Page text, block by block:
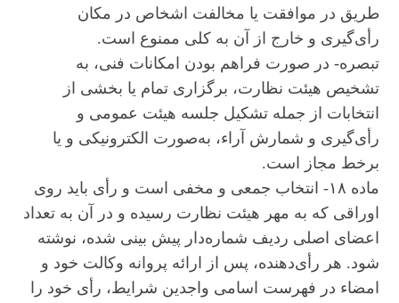
طریق در موافقت یا مخالفت اشخاص در مکان
رأی‌گیری و خارج از آن به کلی ممنوع است.
تبصره- در صورت فراهم بودن امکانات فنی، به
تشخیص هیئت نظارت، برگزاری تمام یا بخشی از
انتخابات از جمله تشکیل جلسه هیئت عمومی و
رأی‌گیری و شمارش آراء، به‌صورت الکترونیکی و یا
برخط مجاز است.
ماده ۱۸- انتخاب جمعی و مخفی است و رأی باید روی
اوراقی که به مهر هیئت نظارت رسیده و در آن به تعداد
اعضای اصلی ردیف شماره‌دار پیش بینی شده، نوشته
شود. هر رأی‌دهنده، پس از ارائه پروانه وکالت خود و
امضاء در فهرست اسامی واجدین شرایط، رأی خود را